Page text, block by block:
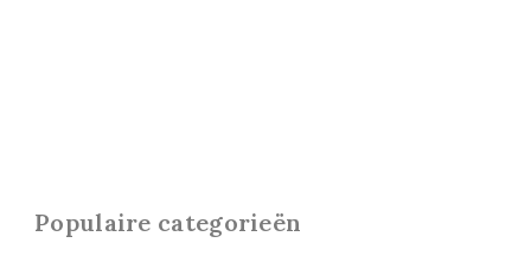
Populaire categorieën